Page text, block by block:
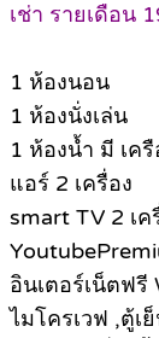
เช่า รายเดือน
1 ห้องนอน
1 ห้องนั่งเล่น
1 ห้องน้ำ มี เค
แอร์ 2 เครื่อง
smart TV 2 เค
อินเตอร์เน็ตฟรี
ไมโครเวฟ ,ตู้